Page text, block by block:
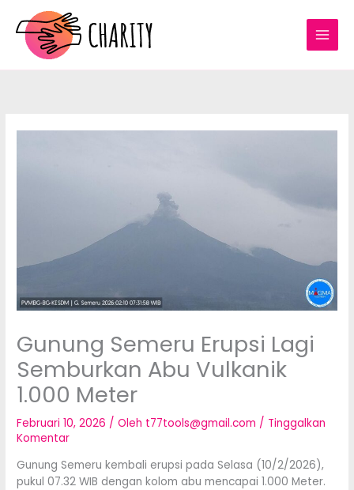
konten
Gunung Semeru Erupsi Lagi
Semburkan Abu Vulkanik
1.000 Meter
Februari 10, 2026 / Oleh t77tools@gmail.com / Tinggalkan
Komentar
Gunung Semeru kembali erupsi pada Selasa (10/2/2026),
pukul 07.32 WIB dengan kolom abu mencapai 1.000 Meter.